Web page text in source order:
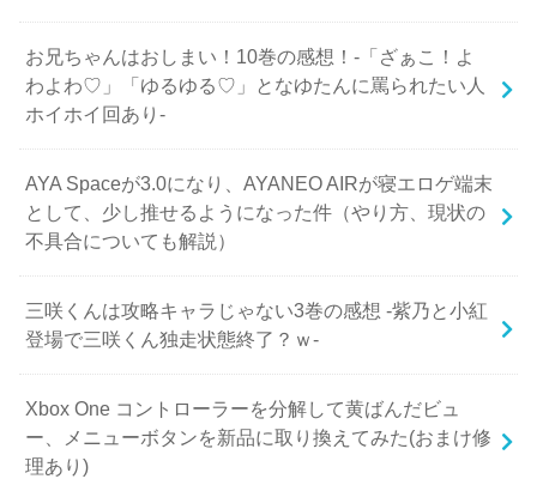
お兄ちゃんはおしまい！10巻の感想！-「ざぁこ！よ
わよわ♡」「ゆるゆる♡」となゆたんに罵られたい人
ホイホイ回あり-
AYA Spaceが3.0になり、AYANEO AIRが寝エロゲ端末
として、少し推せるようになった件（やり方、現状の
不具合についても解説）
三咲くんは攻略キャラじゃない3巻の感想 -紫乃と小紅
登場で三咲くん独走状態終了？ｗ-
Xbox One コントローラーを分解して黄ばんだビュ
ー、メニューボタンを新品に取り換えてみた(おまけ修
理あり)